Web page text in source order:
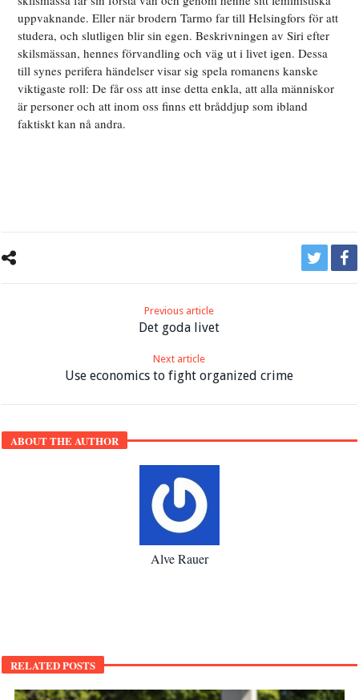
uppvaknande. Eller när brodern Tarmo far till Helsingfors för att
studera, och slutligen blir sin egen. Beskrivningen av Siri efter
skilsmässan, hennes förvandling och väg ut i livet igen. Dessa
till synes perifera händelser visar sig spela romanens kanske
viktigaste roll: De får oss att inse detta enkla, att alla människor
är personer och att inom oss finns ett bråddjup som ibland
faktiskt kan nå andra.
Previous article
Det goda livet
Next article
Use economics to fight organized crime
ABOUT THE AUTHOR
Alve Rauer
RELATED POSTS